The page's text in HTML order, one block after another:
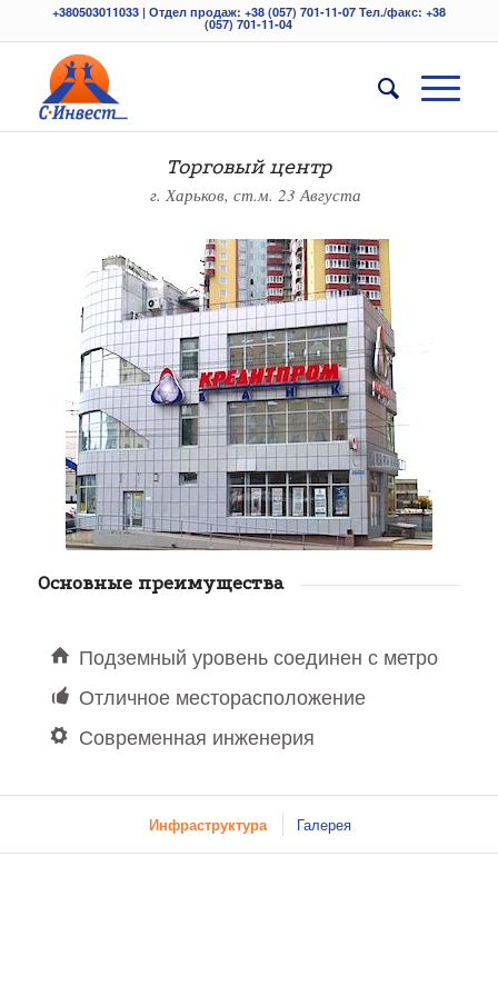
+380503011033 | Отдел продаж: +38 (057) 701-11-07 Тел./факс: +38
(057) 701-11-04
Торговый центр
г. Харьков, ст.м. 23 Августа
Основные преимущества
Подземный уровень соединен с метро
Отличное месторасположение
Современная инженерия
Инфраструктура Галерея